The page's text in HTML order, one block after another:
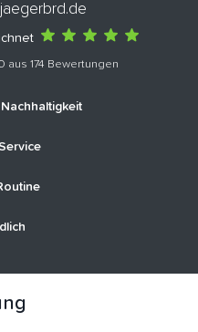
aus 174 Bewertungen